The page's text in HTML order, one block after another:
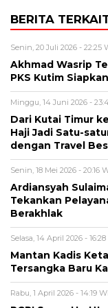
BERITA
Senin, 20 Juli 2026 - 22:25
Akhmad Wasrip
PKS Kutim
Minggu, 14 Juni 2026 -
Dari Kutai Timur
Haji Jadi Satu-
dengan Travel
Senin, 18 Mei 2026 - 20:16
Ardiansyah
Tekankan
Berakhlak
Selasa, 14 April 2026 -
Mantan Kadis
Tersangka Baru
Rabu, 1 April 2026 - 14:19